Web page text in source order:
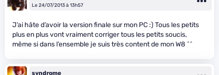
Le 24/07/2013 à 13h57
J’ai hâte d’avoir la version finale sur mon PC :) Tous les petits
plus en plus vont vraiment corriger tous les petits soucis,
même si dans l’ensemble je suis très content de mon W8 ^^
syndrome